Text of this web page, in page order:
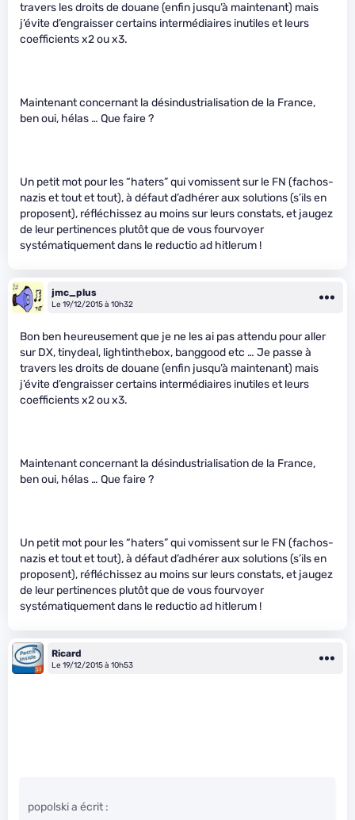
travers les droits de douane (enfin jusqu’à maintenant) mais
j’évite d’engraisser certains intermédiaires inutiles et leurs
coefficients x2 ou x3.
Maintenant concernant la désindustrialisation de la France,
ben oui, hélas … Que faire ?
Un petit mot pour les “haters” qui vomissent sur le FN (fachos-
nazis et tout et tout), à défaut d’adhérer aux solutions (s’ils en
proposent), réfléchissez au moins sur leurs constats, et jaugez
de leur pertinences plutôt que de vous fourvoyer
systématiquement dans le reductio ad hitlerum !
jmc_plus
Le 19/12/2015 à 10h32
Bon ben heureusement que je ne les ai pas attendu pour aller
sur DX, tinydeal, lightinthebox, banggood etc … Je passe à
travers les droits de douane (enfin jusqu’à maintenant) mais
j’évite d’engraisser certains intermédiaires inutiles et leurs
coefficients x2 ou x3.
Maintenant concernant la désindustrialisation de la France,
ben oui, hélas … Que faire ?
Un petit mot pour les “haters” qui vomissent sur le FN (fachos-
nazis et tout et tout), à défaut d’adhérer aux solutions (s’ils en
proposent), réfléchissez au moins sur leurs constats, et jaugez
de leur pertinences plutôt que de vous fourvoyer
systématiquement dans le reductio ad hitlerum !
Ricard
Le 19/12/2015 à 10h53
popolski a écrit :